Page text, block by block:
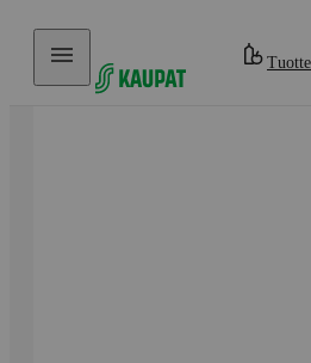
Hyppää sisältöön